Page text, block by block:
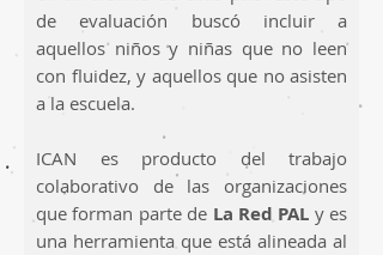
de evaluación buscó incluir a
aquellos niños y niñas que no leen
con fluidez, y aquellos que no asisten
a la escuela.
ICAN es producto del trabajo
colaborativo de las organizaciones
que forman parte de La Red PAL y es
una herramienta que está alineada al